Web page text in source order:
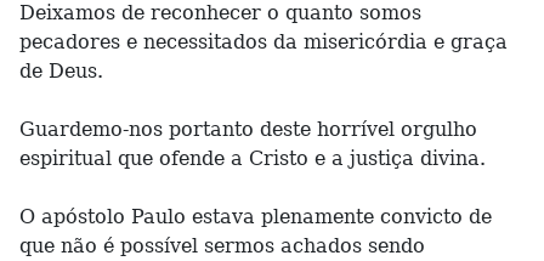
Deixamos de reconhecer o quanto somos
pecadores e necessitados da misericórdia e graça
de Deus.
Guardemo-nos portanto deste horrível orgulho
espiritual que ofende a Cristo e a justiça divina.
O apóstolo Paulo estava plenamente convicto de
que não é possível sermos achados sendo